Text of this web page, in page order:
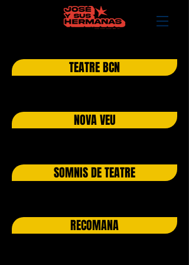
TEATRE BCN
NOVA VEU
SOMNIS DE TEATRE
RECOMANA